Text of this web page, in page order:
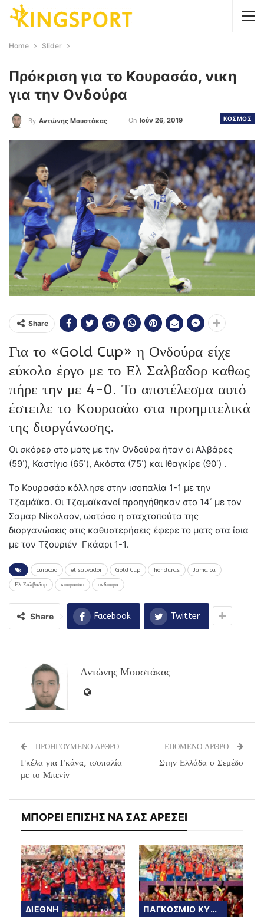
Home Slider
Πρόκριση για το Κουρασάο, νικη
για την Ονδούρα
ΚΟΣΜΟΣ
By Αντώνης Μουστάκας On Ιούν 26, 2019
Share
Για το «Gold Cup» η Ονδούρα είχε
εύκολο έργο με το Ελ Σαλβαδορ καθως
πήρε την με 4-0. Το αποτέλεσμα αυτό
έστειλε το Κουρασάο στα προημιτελικά
της διοργάνωσης.
Οι σκόρερ στο ματς με την Ονδούρα ήταν οι Αλβάρες
(59΄), Καστίγιο (65΄), Ακόστα (75΄) και Ιθαγκίρε (90΄) .
Το Κουρασάο κόλλησε στην ισοπαλία 1-1 με την
Τζαμάϊκα. Οι Τζαμαϊκανοί προηγήθηκαν στο 14΄ με τον
Σαμαρ Νίκολσον, ωστόσο η σταχτοπούτα της
διοργανώσεις στις καθυστερήσεις έφερε το ματς στα ίσια
με τον Τζουριέν Γκάαρι 1-1.
curacao el salvador Gold Cup honduras Jamaica
Ελ Σαλβαδορ κουρασαο ονδουρα
Share Facebook Twitter
Αντώνης Μουστάκας
ΠΡΟΗΓΟΥΜΕΝΟ ΑΡΘΡΟ
Γκέλα για Γκάνα, ισοπαλία
με το Μπενίν
ΕΠΟΜΕΝΟ ΑΡΘΡΟ
Στην Ελλάδα ο Σεμέδο
ΜΠΟΡΕΙ ΕΠΙΣΗΣ ΝΑ ΣΑΣ ΑΡΕΣΕΙ
ΔΙΕΘΝΗ ΠΑΓΚΟΣΜΙΟ ΚΥΠΕΛΛΟ